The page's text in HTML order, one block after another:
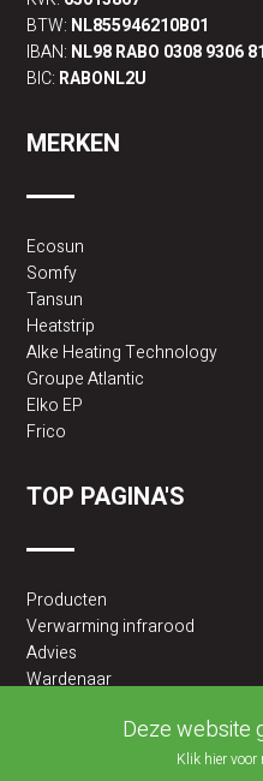
BTW: NL855946210B01
IBAN: NL98 RABO 0308 9306 81
BIC: RABONL2U
MERKEN
Ecosun
Somfy
Tansun
Heatstrip
Alke Heating Technology
Groupe Atlantic
Elko EP
Frico
TOP PAGINA'S
Producten
Verwarming infrarood
Advies
Wardenaar
Deze website
Klik hier voor